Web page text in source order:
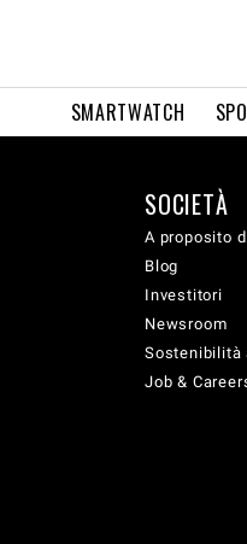
SMARTWATCH
SOCIETÀ
A proposito
Blog
Investitori
Newsroom
Sostenibilità
Job &